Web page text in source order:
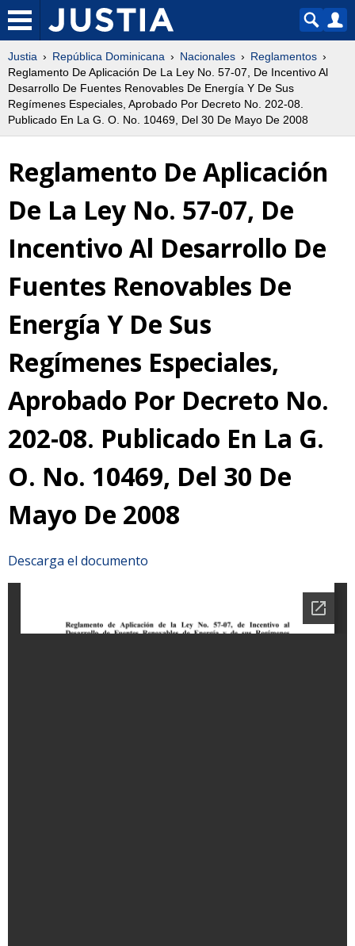
Justia República Dominicana Nacionales
Reglamentos
Reglamento De Aplicación De La Ley No. 57-07, De Incentivo Al
Desarrollo De Fuentes Renovables De Energía Y De Sus
Regímenes Especiales, Aprobado Por Decreto No. 202-08.
Publicado En La G. O. No. 10469, Del 30 De Mayo De 2008
Reglamento De Aplicación
De La Ley No. 57-07, De
Incentivo Al Desarrollo De
Fuentes Renovables De
Energía Y De Sus
Regímenes Especiales,
Aprobado Por Decreto No.
202-08. Publicado En La G.
O. No. 10469, Del 30 De
Mayo De 2008
Descarga el documento